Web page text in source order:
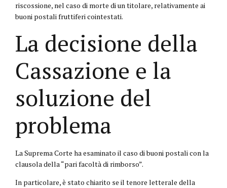
riscossione, nel caso di morte di un titolare, relativamente ai
buoni postali fruttiferi cointestati.
La decisione della
Cassazione e la
soluzione del
problema
La Suprema Corte ha esaminato il caso di buoni postali con la
clausola della “pari facoltà di rimborso”.
In particolare, è stato chiarito se il tenore letterale della